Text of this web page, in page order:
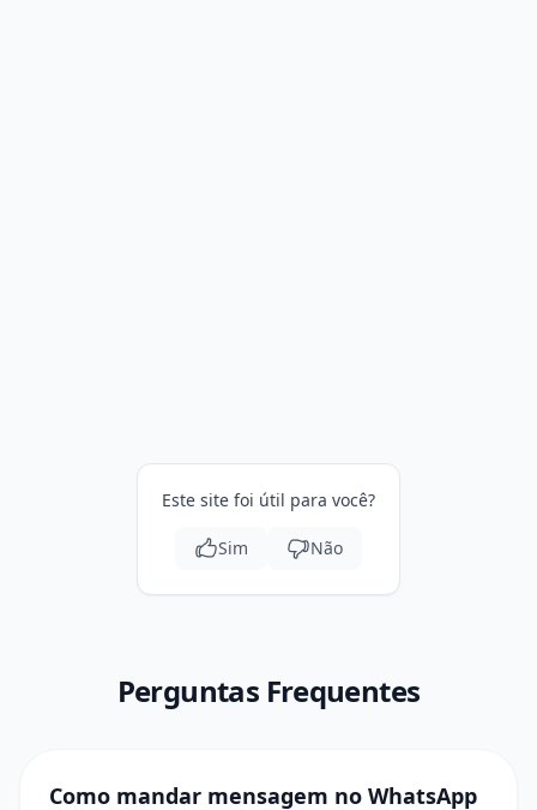
Este site foi útil para você?
Sim Não
Perguntas Frequentes
Como mandar mensagem no WhatsApp